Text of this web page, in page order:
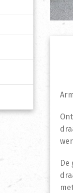
De